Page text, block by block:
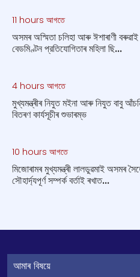
11 hours আগতে
অসমৰ অস্মিতা চলিহা আৰু ঈশাৰাণী বৰুৱাই
বেডমিণ্টন প্রতিযোগিতাৰ মহিলা ছি...
4 hours আগতে
মুখ্যমন্ত্ৰীৰ নিযুত মইনা আৰু নিযুত বাবু
বিতৰণ কাৰ্যসূচীৰ শুভাৰম্ভ
10 hours আগতে
মিজোৰামৰ মুখ্যমন্ত্ৰী লালডুৱমাই অসমৰ
সৌহাৰ্দ্যপূৰ্ণ সম্পৰ্ক বৰ্তাই ৰখাত...
আমাৰ বিষয়ে